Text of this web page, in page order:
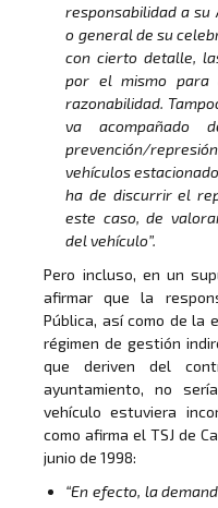
responsabilidad a su
o general de su
con cierto detalle,
por el mismo para
razonabilidad.
va acompañado
prevención/
vehículos
ha de discurrir el
este caso, de
del vehículo”.
Pero incluso, en un
afirmar que la
Pública, así como de la
régimen de gestión
que deriven del
ayuntamiento, no
vehículo estuviera
como afirma el TSJ de
junio de 1998:
“En efecto, la